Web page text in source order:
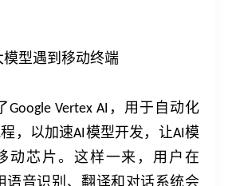
型遇到移动终端
Google Vertex AI ，用于自动化
，以加速AI模型开发，让AI模
动芯片。这样一来，用户在
语音识别、翻译和对话系统会
登录客服云